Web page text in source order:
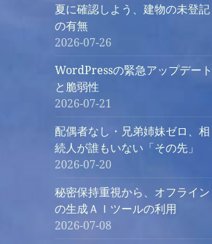
夏に確認しよう、建物の未登記
の有無
2026-07-26
WordPressの緊急アップデート
と脆弱性
2026-07-21
配偶者なし・兄弟姉妹ゼロ、相
続人が誰もいない「その先」
2026-07-20
秘密保持重視から、オフライン
の生成ＡＩツールの利用
2026-07-08